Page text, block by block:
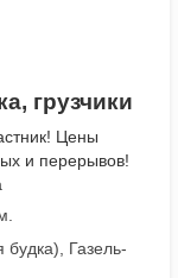
грузчики
Цены
и перерывов!
Газель-